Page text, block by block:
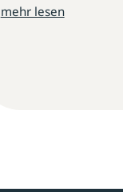
mehr lesen